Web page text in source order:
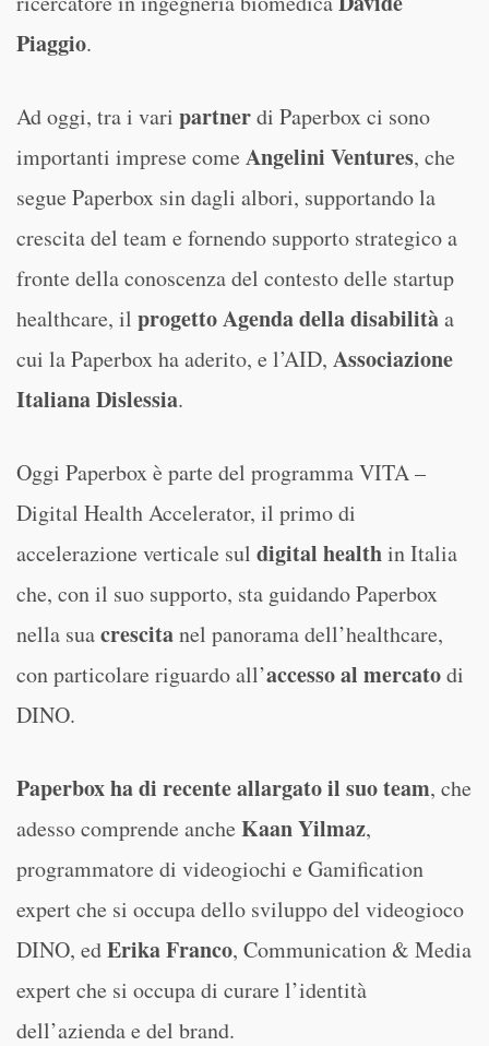
Piaggio.
Ad oggi, tra i vari partnerdi Paperbox ci sono
importanti imprese come Angelini Ventures, che
segue Paperbox sin dagli albori, supportando la
crescita del team e fornendo supporto strategico a
fronte della conoscenza del contesto delle startup
healthcare, il progetto Agenda della disabilitàa
cui la Paperbox ha aderito, e l’AID, Associazione
Italiana Dislessia.
Oggi Paperbox è parte del programma VITA –
Digital Health Accelerator, il primo di
accelerazione verticale sul digital healthin Italia
che, con il suo supporto, sta guidando Paperbox
nella suacrescitanel panorama dell’healthcare,
con particolare riguardo all’accesso al mercatodi
DINO.
Paperbox ha di recente allargato il suo team, che
adesso comprende anche Kaan Yilmaz,
programmatore di videogiochi e Gamification
expert che si occupa dello sviluppo del videogioco
DINO, edErika Franco, Communication & Media
expert che si occupa di curare l’identità
dell’azienda e del brand.